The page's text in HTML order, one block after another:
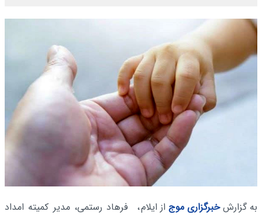
به گزارشخبرگزاری موج از ایلام، فرهاد رستمی، مدیر کمیته امداد